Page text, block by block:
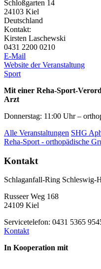
Schloßgarten 14
24103 Kiel
Deutschland
Kontakt:
Kirsten Laschewski
0431 2200 0210
E-Mail
Website der Veranstaltung
Sport
Mit einer Reha-Sport-
Arzt
Donnerstag: 11:00 Uhr –
Alle Veranstaltungen SHG
Reha-Sport - orthopädische
Kontakt
Schlaganfall-Ring Schleswig-
Russeer Weg 168
24109 Kiel
Servicetelefon: 0431 5365
Kontakt
In Kooperation mit